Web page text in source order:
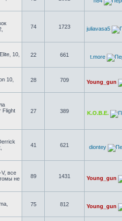
74 1723
juliavasa5
10, 22 661
t.more
10, 28 709
Young_gun
Flight
27 389
K.O.B.E.
41 621
diontey
все
не
89 1431
Young_gun
75 812
Young_gun